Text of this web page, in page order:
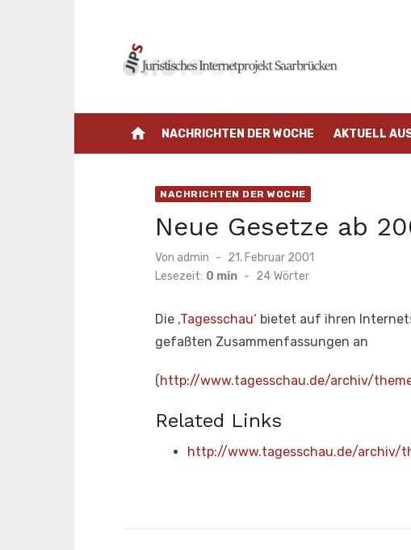
home NACHRICHTEN DER WOCHE AKTUELL
NACHRICHTEN DER WOCHE
Neue Gesetze ab
Von admin
Veröffentlicht
am
21. Februar 2001
Lesezeit: 0 min - 24 Wörter
Die ‚Tagesschau‘ bietet auf ihren
gefaßten Zusammenfassungen an
(http://www.tagesschau.de/archiv/
Related Links
http://www.tagesschau.de/archiv/